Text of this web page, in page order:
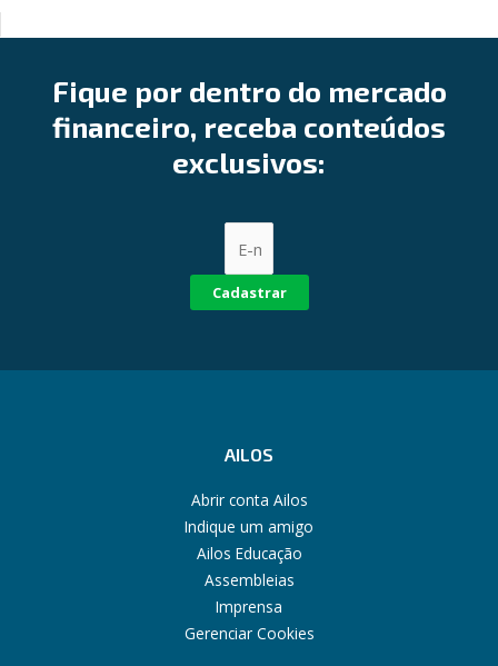
Fique por dentro do mercado
financeiro, receba conteúdos
exclusivos:
Cadastrar
AILOS
Abrir conta Ailos
Indique um amigo
Ailos Educação
Assembleias
Imprensa
Gerenciar Cookies